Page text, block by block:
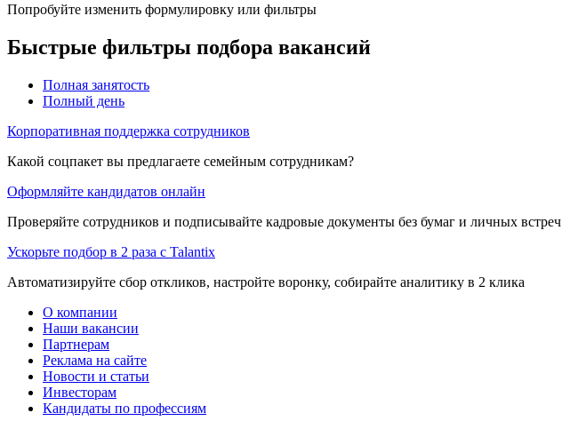
Попробуйте изменить формулировку или фильтры
Быстрые фильтры подбора вакансий
Полная занятость
Полный день
Корпоративная поддержка сотрудников
Какой соцпакет вы предлагаете семейным сотрудникам?
Оформляйте кандидатов онлайн
Проверяйте сотрудников и подписывайте кадровые документы без бумаг и личных встреч
Ускорьте подбор в 2 раза с Talantix
Автоматизируйте сбор откликов, настройте воронку, собирайте аналитику в 2 клика
О компании
Наши вакансии
Партнерам
Реклама на сайте
Новости и статьи
Инвесторам
Кандидаты по профессиям